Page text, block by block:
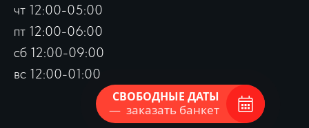
чт 12:00-05:00
пт 12:00-06:00
сб 12:00-09:00
вс 12:00-01:00